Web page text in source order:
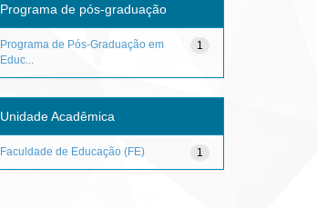
Programa de pós-graduação
1
Programa de Pós-Graduação em
Educ...
Unidade Acadêmica
1
Faculdade de Educação (FE)